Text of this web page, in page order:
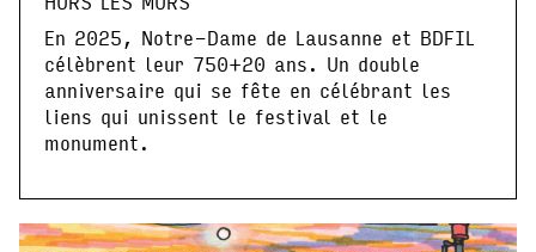
En 2025, Notre-Dame de Lausanne et BDFIL
célèbrent leur 750+20 ans. Un double
anniversaire qui se fête en célébrant les
liens qui unissent le festival et le
monument.